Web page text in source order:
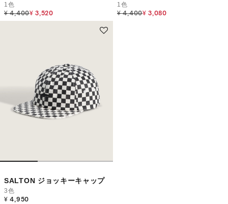
1色
Price reduced from
¥ 4,400to
¥ 3,520
1色
Price reduced from
¥ 4,400to
¥ 3,080
SALTON ジョッキーキャップ
3色
¥ 4,950